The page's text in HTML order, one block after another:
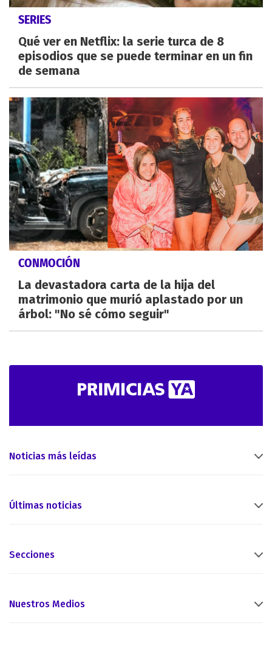
SERIES
Qué ver en Netflix: la serie turca de 8
episodios que se puede terminar en un fin
de semana
CONMOCIÓN
La devastadora carta de la hija del
matrimonio que murió aplastado por un
árbol: "No sé cómo seguir"
Noticias más leídas
Últimas noticias
Secciones
Nuestros Medios